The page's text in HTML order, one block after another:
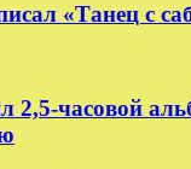
«Танец с
2,5-часовой